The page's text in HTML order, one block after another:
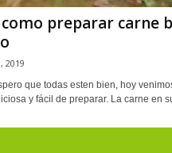
preparar carne
2019
que todas esten bien, hoy
y fácil de preparar. La carne en